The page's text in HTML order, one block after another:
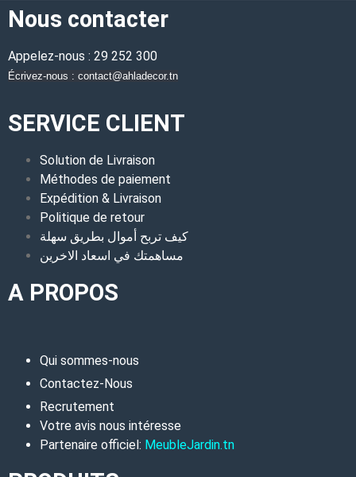
Nous contacter
Appelez-nous : 29 252 300
Écrivez-nous : contact@ahladecor.tn
SERVICE CLIENT
Solution de Livraison
Méthodes de paiement
Expédition & Livraison
Politique de retour
كيف تربح أموال بطريق سهلة
مساهمتك في اسعاد الاخرين
A PROPOS
Qui sommes-nous
Contactez-Nous
Recrutement
Votre avis nous intéresse
Partenaire officiel: MeubleJardin.tn